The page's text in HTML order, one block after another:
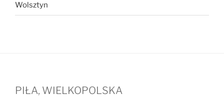
Wolsztyn
PIŁA, WIELKOPOLSKA